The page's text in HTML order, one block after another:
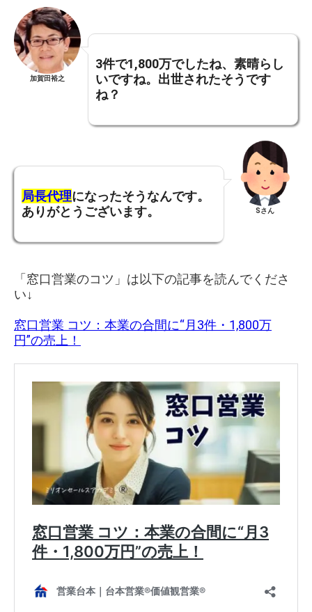
加賀田裕之
3件で1,800万でしたね、 素晴らし
いですね。出世されたそうです
ね？
局長代理になったそうなんです。
ありがとうございます。
Sさん
「窓口営業のコツ」は以下の記事を読んでくださ
い↓
窓口営業 コツ：本業の合間に“月3件・1,800万
円”の売上！